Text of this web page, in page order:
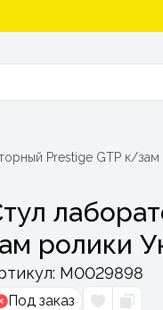
Prestige GTP к/зам
ролики
М0029898
Под заказ